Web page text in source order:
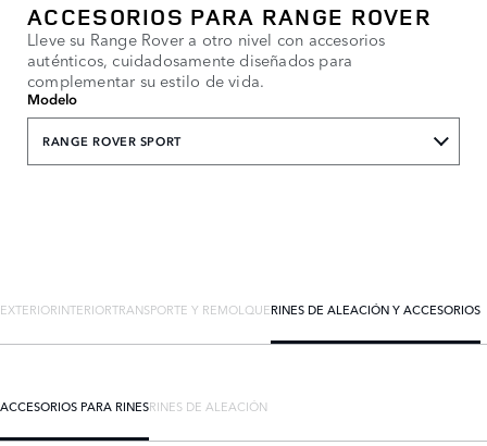
ACCESORIOS PARA RANGE ROVER
Lleve su Range Rover a otro nivel con accesorios
auténticos, cuidadosamente diseñados para
complementar su estilo de vida.
Modelo
RANGE ROVER SPORT
EXTERIORINTERIORTRANSPORTE Y REMOLQUERINES DE ALEACIÓN Y ACCESORIOS
ACCESORIOS PARA RINESRINES DE ALEACIÓN